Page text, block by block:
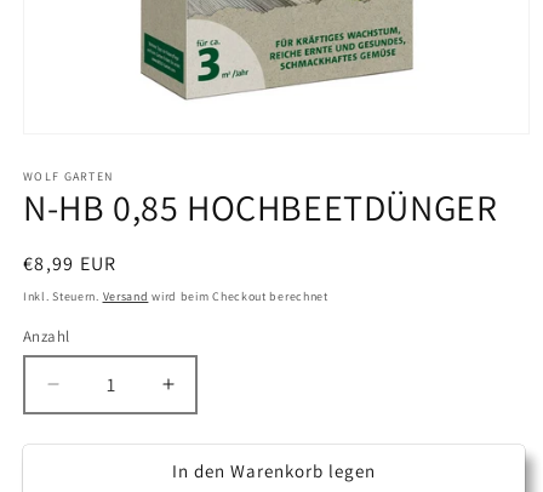
in
Modal
öffnen
WOLF GARTEN
N-HB 0,85 HOCHBEETDÜNGER
Normaler
Preis
€8,99 EUR
Inkl. Steuern. Versand wird beim Checkout berechnet
Anzahl
Anzahl
Verringere
die
Menge
Erhöhe
die
Menge
für
In den Warenkorb legen